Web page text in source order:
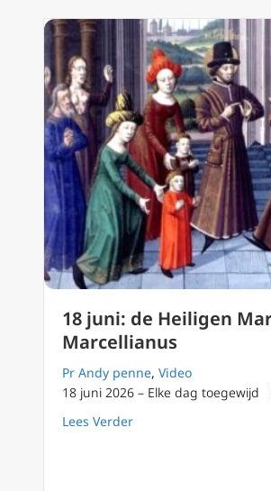
18 juni: de Heiligen
Marcellianus
Pr Andy penne, Video
18 juni 2026 – Elke dag toegewijd
Lees Verderabout 18 juni: de